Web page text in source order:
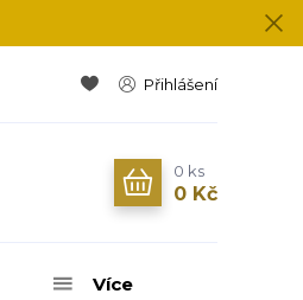
Přihlášení
0 ks
0 Kč
Více